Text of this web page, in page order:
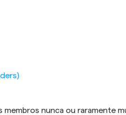
nunca ou raramente